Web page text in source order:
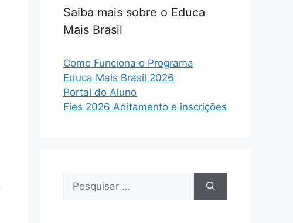
Saiba mais sobre o Educa
Mais Brasil
Como Funciona o Programa
Educa Mais Brasil 2026
Portal do Aluno
Fies 2026 Aditamento e inscrições
Pesquisar